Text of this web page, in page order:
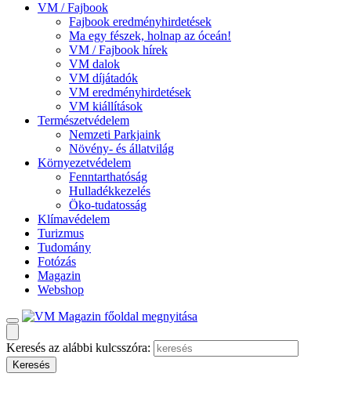
VM / Fajbook
Fajbook eredményhirdetések
Ma egy fészek, holnap az óceán!
VM / Fajbook hírek
VM dalok
VM díjátadók
VM eredményhirdetések
VM kiállítások
Természetvédelem
Nemzeti Parkjaink
Növény- és állatvilág
Környezetvédelem
Fenntarthatóság
Hulladékkezelés
Öko-tudatosság
Klímavédelem
Turizmus
Tudomány
Fotózás
Magazin
Webshop
Keresés az alábbi kulcsszóra: